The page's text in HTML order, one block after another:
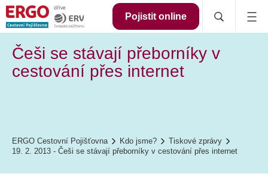
Pojistit online
Češi se stávají přeborníky v
cestování přes internet
ERGO Cestovní Pojišťovna Kdo jsme?
Tiskové zprávy
19. 2. 2013 - Češi se stávají přeborníky v cestování přes internet